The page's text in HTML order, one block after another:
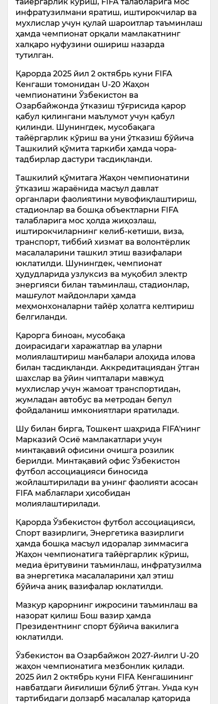
инфратузилмани яратиш, иштирокчилар ва
мухлислар учун қулай шароитлар таъминлаш
ҳамда чемпионат орқали мамлакатнинг
халқаро нуфузини ошириш назарда
тутилган.
Қарорда 2025 йил 2 октябрь куни FIFA
Кенгаши томонидан U-20 Жаҳон
чемпионатини Ўзбекистон ва
Озарбайжонда ўтказиш тўғрисида қарор
қабул қилингани маълумот учун қабул
қилинди. Шунингдек, мусобақага
тайёргарлик кўриш ва уни ўтказиш бўйича
Ташкилий қўмита таркиби ҳамда чора-
тадбирлар дастури тасдиқланди.
Ташкилий қўмитага Жаҳон чемпионатини
ўтказиш жараёнида масъул давлат
органлари фаолиятини мувофиқлаштириш,
стадионлар ва бошқа объектларни FIFA
талабларига мос ҳолда жиҳозлаш,
иштирокчиларнинг келиб-кетиши, виза,
транспорт, тиббий хизмат ва волонтёрлик
масалаларини ташкил этиш вазифалари
юклатилди. Шунингдек, чемпионат
ҳудудларида узлуксиз ва муқобил электр
энергияси билан таъминлаш, стадионлар,
машғулот майдонлари ҳамда
меҳмонхоналарни тайёр ҳолатга келтириш
белгиланди.
Қарорга биноан, мусобақа
доирасидаги харажатлар ва уларни
молиялаштириш манбалари алоҳида илова
билан тасдиқланди. Аккредитациядан ўтган
шахслар ва ўйин чипталари мавжуд
мухлислар учун жамоат транспортидан,
жумладан автобус ва метродан бепул
фойдаланиш имкониятлари яратилади.
Шу билан бирга, Тошкент шаҳрида FIFA'нинг
Марказий Осиё мамлакатлари учун
минтақавий офисини очишга розилик
берилди. Минтақавий офис Ўзбекистон
футбол ассоциацияси биносида
жойлаштирилади ва унинг фаолияти асосан
FIFA маблағлари ҳисобидан
молиялаштирилади.
Қарорда Ўзбекистон футбол ассоциацияси,
Спорт вазирлиги, Энергетика вазирлиги
ҳамда бошқа масъул идоралар зиммасига
Жаҳон чемпионатига тайёргарлик кўриш,
медиа ёритувини таъминлаш, инфратузилма
ва энергетика масалаларини ҳал этиш
бўйича аниқ вазифалар юклатилди.
Мазкур қарорнинг ижросини таъминлаш ва
назорат қилиш Бош вазир ҳамда
Президентнинг спорт бўйича вакилига
юклатилди.
Ўзбекистон ва Озарбайжон 2027-йилги U-20
жаҳон чемпионатига мезбонлик қилади.
2025 йил 2 октябрь куни FIFA Кенгашининг
навбатдаги йиғилиши бўлиб ўтган. Унда кун
тартибидаги долзарб масалалар қаторида